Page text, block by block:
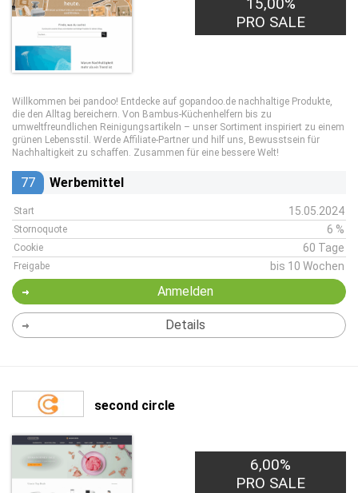
PRO SALE
Willkommen bei pandoo! Entdecke auf gopandoo.de nachhaltige Produkte,
die den Alltag bereichern. Von Bambus-Küchenhelfern bis zu
umweltfreundlichen Reinigungsartikeln – unser Sortiment inspiriert zu einem
grünen Lebensstil. Werde Affiliate-Partner und hilf uns, Bewusstsein für
Nachhaltigkeit zu schaffen. Zusammen für eine bessere Welt!
77 Werbemittel
Start 15.05.2024
Stornoquote 6 %
Cookie 60 Tage
Freigabe bis 10 Wochen
Anmelden
Details
second circle
6,00%
PRO SALE